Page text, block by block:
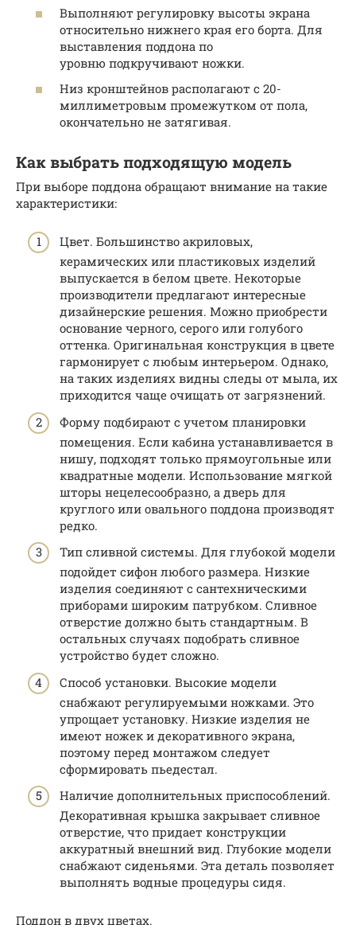
Выполняют регулировку высоты экрана
относительно нижнего края его борта. Для
выставления поддона по
уровню подкручивают ножки.
Низ кронштейнов располагают с 20-
миллиметровым промежутком от пола,
окончательно не затягивая.
Как выбрать подходящую модель
При выборе поддона обращают внимание на такие
характеристики:
Цвет. Большинство акриловых,
керамических или пластиковых изделий
выпускается в белом цвете. Некоторые
производители предлагают интересные
дизайнерские решения. Можно приобрести
основание черного, серого или голубого
оттенка. Оригинальная конструкция в цвете
гармонирует с любым интерьером. Однако,
на таких изделиях видны следы от мыла, их
приходится чаще очищать от загрязнений.
Форму подбирают с учетом планировки
помещения. Если кабина устанавливается в
нишу, подходят только прямоугольные или
квадратные модели. Использование мягкой
шторы нецелесообразно, а дверь для
круглого или овального поддона производят
редко.
Тип сливной системы. Для глубокой модели
подойдет сифон любого размера. Низкие
изделия соединяют с сантехническими
приборами широким патрубком. Сливное
отверстие должно быть стандартным. В
остальных случаях подобрать сливное
устройство будет сложно.
Способ установки. Высокие модели
снабжают регулируемыми ножками. Это
упрощает установку. Низкие изделия не
имеют ножек и декоративного экрана,
поэтому перед монтажом следует
сформировать пьедестал.
Наличие дополнительных приспособлений.
Декоративная крышка закрывает сливное
отверстие, что придает конструкции
аккуратный внешний вид. Глубокие модели
снабжают сиденьями. Эта деталь позволяет
выполнять водные процедуры сидя.
Поддон в двух цветах.